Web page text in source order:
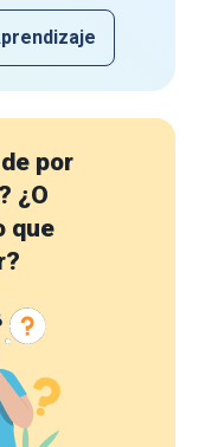
por
¿O
que